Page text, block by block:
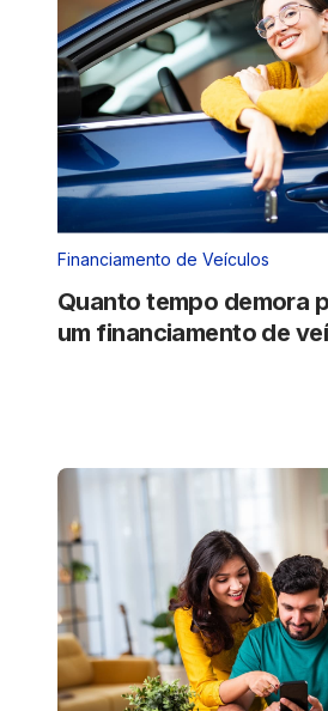
Financiamento de Veículos
Quanto tempo demora
um financiamento de